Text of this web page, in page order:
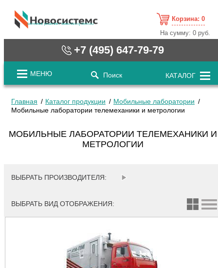
cистемные решения / www.novosystems.ru
Корзина: 0
На сумму:0 руб.
+7 (495) 647-79-79
МЕНЮ Поиск КАТАЛОГ
Главная Каталог продукции
Мобильные лаборатории
Мобильные лаборатории телемеханики и метрологии
МОБИЛЬНЫЕ ЛАБОРАТОРИИ ТЕЛЕМЕХАНИКИ И
МЕТРОЛОГИИ
ВЫБРАТЬ ПРОИЗВОДИТЕЛЯ:
ВЫБРАТЬ ВИД ОТОБРАЖЕНИЯ: